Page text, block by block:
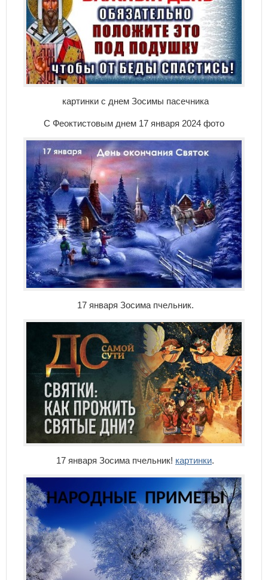
картинки с днем Зосимы пасечника
С Феоктистовым днем 17 января 2024 фото
17 января Зосима пчельник.
17 января Зосима пчельник! картинки.